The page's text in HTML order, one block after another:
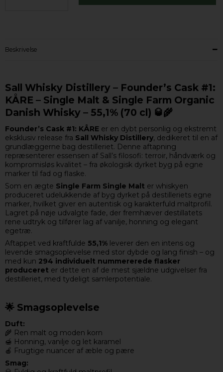
Beskrivelse
Sall Whisky Distillery – Founder’s Cask #1:
KÅRE – Single Malt & Single Farm Organic
Danish Whisky – 55,1% (70 cl) 🥃🌾
Founder’s Cask #1: KÅRE er en dybt personlig og ekstremt
eksklusiv release fra Sall Whisky Distillery, dedikeret til en af
grundlæggerne bag destilleriet. Denne aftapning
repræsenterer essensen af Sall’s filosofi: terroir, håndværk og
kompromisløs kvalitet – fra økologisk dyrket byg på egne
marker til fad og flaske.
Som en ægte Single Farm Single Malt er whiskyen
produceret udelukkende af byg dyrket på destilleriets egne
marker, hvilket giver en autentisk og karakterfuld maltprofil.
Lagret på nøje udvalgte fade, der fremhæver destillatets
rene udtryk og tilfører lag af vanilje, honning og elegant
egetræ.
Aftappet ved kraftfulde 55,1% leverer den en intens og
levende smagsoplevelse med stor dybde og lang finish – og
med kun 294 individuelt nummererede flasker
produceret er dette en af de mest sjældne udgivelser fra
destilleriet, med tydeligt samlerpotentiale.
🌟 Smagsoplevelse
Duft:
🌾 Ren malt og moden korn
🍯 Honning, vanilje og let karamel
🍎 Frugtige nuancer af æble og pære
Smag: